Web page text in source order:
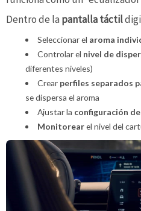
Dentro de la pantalla táctil
Seleccionar el aroma
Controlar el nivel de
diferentes niveles)
Crear perfiles separados
se dispersa el aroma
Ajustar la configuración
Monitorearel nivel del